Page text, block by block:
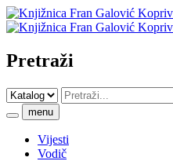
Pretraži
menu
Vijesti
Vodič